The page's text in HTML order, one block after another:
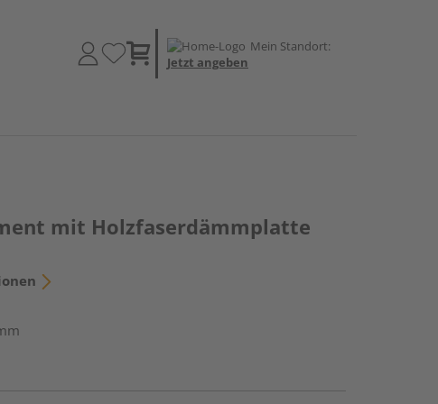
Mein Standort:
Jetzt angeben
mit Holzfaserdämmplatte